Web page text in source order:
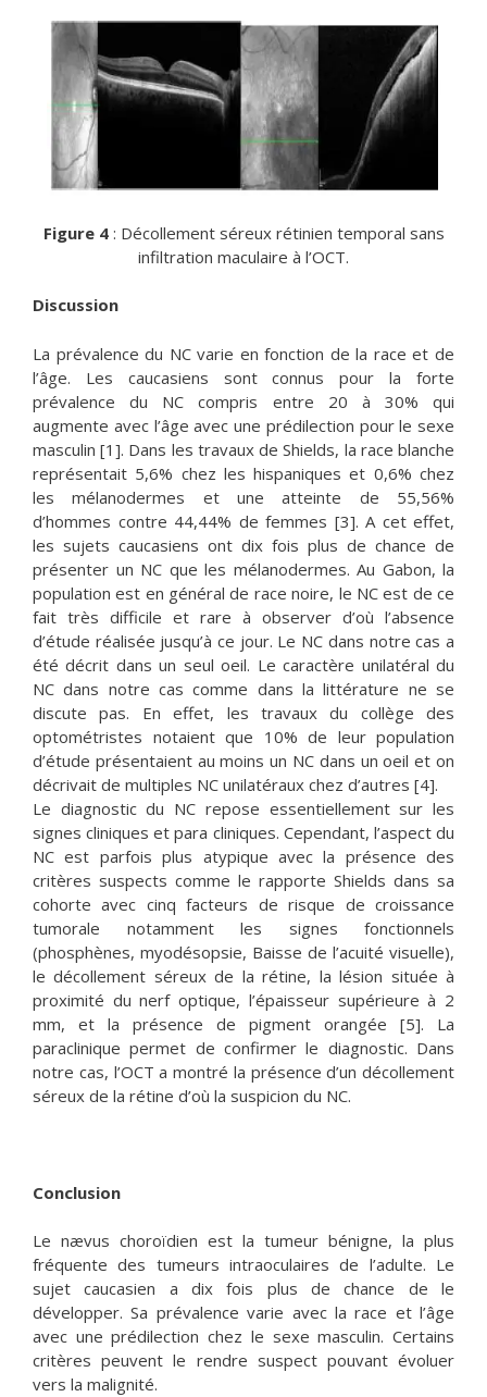
Figure 4: Décollement séreux rétinien temporal sans
infiltration maculaire à l’OCT.
Discussion
La prévalence du NC varie en fonction de la race et de
l’âge. Les caucasiens sont connus pour la forte
prévalence du NC compris entre 20 à 30% qui
augmente avec l’âge avec une prédilection pour le sexe
masculin [1]. Dans les travaux de Shields, la race blanche
représentait 5,6% chez les hispaniques et 0,6% chez
les mélanodermes et une atteinte de 55,56%
d’hommes contre 44,44% de femmes [3]. A cet effet,
les sujets caucasiens ont dix fois plus de chance de
présenter un NC que les mélanodermes. Au Gabon, la
population est en général de race noire, le NC est de ce
fait très difficile et rare à observer d’où l’absence
d’étude réalisée jusqu’à ce jour. Le NC dans notre cas a
été décrit dans un seul oeil. Le caractère unilatéral du
NC dans notre cas comme dans la littérature ne se
discute pas. En effet, les travaux du collège des
optométristes notaient que 10% de leur population
d’étude présentaient au moins un NC dans un oeil et on
décrivait de multiples NC unilatéraux chez d’autres [4].
Le diagnostic du NC repose essentiellement sur les
signes cliniques et para cliniques. Cependant, l’aspect du
NC est parfois plus atypique avec la présence des
critères suspects comme le rapporte Shields dans sa
cohorte avec cinq facteurs de risque de croissance
tumorale notamment les signes fonctionnels
(phosphènes, myodésopsie, Baisse de l’acuité visuelle),
le décollement séreux de la rétine, la lésion située à
proximité du nerf optique, l’épaisseur supérieure à 2
mm, et la présence de pigment orangée [5]. La
paraclinique permet de confirmer le diagnostic. Dans
notre cas, l’OCT a montré la présence d’un décollement
séreux de la rétine d’où la suspicion du NC.
Conclusion
Le nævus choroïdien est la tumeur bénigne, la plus
fréquente des tumeurs intraoculaires de l’adulte. Le
sujet caucasien a dix fois plus de chance de le
développer. Sa prévalence varie avec la race et l’âge
avec une prédilection chez le sexe masculin. Certains
critères peuvent le rendre suspect pouvant évoluer
vers la malignité.